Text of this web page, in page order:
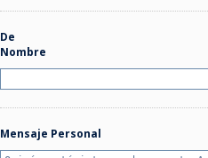
De
Nombre
Mensaje Personal